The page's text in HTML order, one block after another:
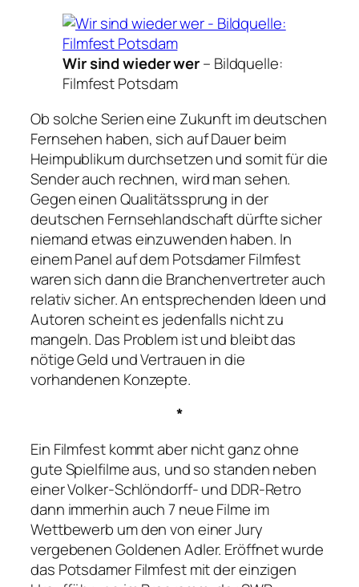
Wir sind wieder wer– Bildquelle:
Filmfest Potsdam
Ob solche Serien eine Zukunft im deutschen
Fernsehen haben, sich auf Dauer beim
Heimpublikum durchsetzen und somit für die
Sender auch rechnen, wird man sehen.
Gegen einen Qualitätssprung in der
deutschen Fernsehlandschaft dürfte sicher
niemand etwas einzuwenden haben. In
einem Panel auf dem Potsdamer Filmfest
waren sich dann die Branchenvertreter auch
relativ sicher. An entsprechenden Ideen und
Autoren scheint es jedenfalls nicht zu
mangeln. Das Problem ist und bleibt das
nötige Geld und Vertrauen in die
vorhandenen Konzepte.
*
Ein Filmfest kommt aber nicht ganz ohne
gute Spielfilme aus, und so standen neben
einer Volker-Schlöndorff- und DDR-Retro
dann immerhin auch 7 neue Filme im
Wettbewerb um den von einer Jury
vergebenen Goldenen Adler. Eröffnet wurde
das Potsdamer Filmfest mit der einzigen